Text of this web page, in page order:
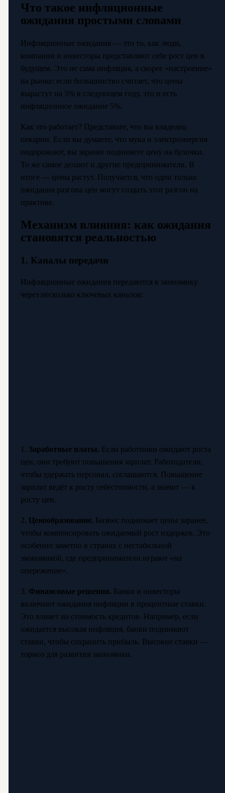
Что такое инфляционные
ожидания простыми словами
Инфляционные ожидания — это то, как люди,
компании и инвесторы представляют себе рост цен в
будущем. Это не сама инфляция, а скорее «настроение»
на рынке: если большинство считает, что цены
вырастут на 5% в следующем году, это и есть
инфляционное ожидание 5%.
Как это работает? Представьте, что вы владелец
пекарни. Если вы думаете, что мука и электроэнергия
подорожают, вы заранее поднимете цену на булочки.
То же самое делают и другие предприниматели. В
итоге — цены растут. Получается, что одни только
ожидания разгона цен могут создать этот разгон на
практике.
Механизм влияния: как ожидания
становятся реальностью
1. Каналы передачи
Инфляционные ожидания передаются в экономику
через несколько ключевых каналов:
1. Заработные платы. Если работники ожидают роста
цен, они требуют повышения зарплат. Работодатели,
чтобы удержать персонал, соглашаются. Повышение
зарплат ведёт к росту себестоимости, а значит — к
росту цен.
2. Ценообразование. Бизнес поднимает цены заранее,
чтобы компенсировать ожидаемый рост издержек. Это
особенно заметно в странах с нестабильной
экономикой, где предприниматели играют «на
опережение».
3. Финансовые решения. Банки и инвесторы
включают ожидания инфляции в процентные ставки.
Это влияет на стоимость кредитов. Например, если
ожидается высокая инфляция, банки поднимают
ставки, чтобы сохранить прибыль. Высокие ставки —
тормоз для развития экономики.